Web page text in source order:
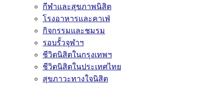
กีฬาและสุขภาพนิสิต
โรงอาหารและคาเฟ่
กิจกรรมและชมรม
รอบรั้วจุฬาฯ
ชีวิตนิสิตในกรุงเทพฯ
ชีวิตนิสิตในประเทศไทย
สุขภาวะทางใจนิสิต